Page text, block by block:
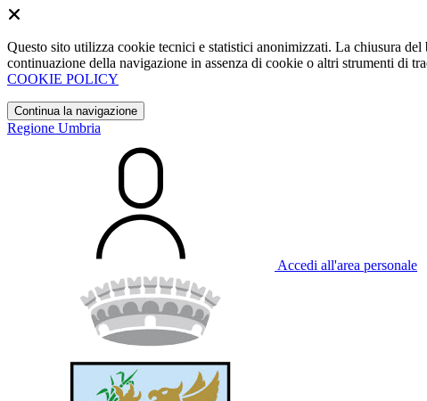
Questo sito utilizza cookie tecnici e statistici anonimizzati. La chiusura
continuazione della navigazione in assenza di cookie o altri strumenti di
COOKIE POLICY
Continua la navigazione
Regione Umbria
Accedi all'area personale